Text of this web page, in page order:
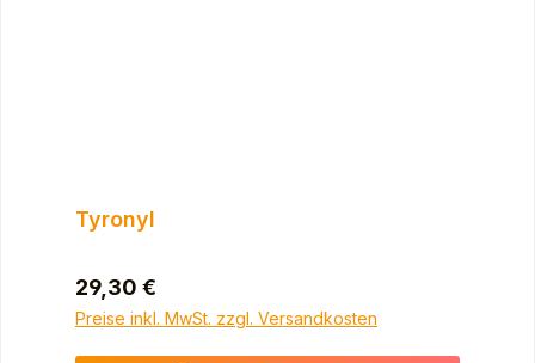
Tyronyl
Regulärer Preis:
29,30 €
Preise inkl. MwSt. zzgl. Versandkosten